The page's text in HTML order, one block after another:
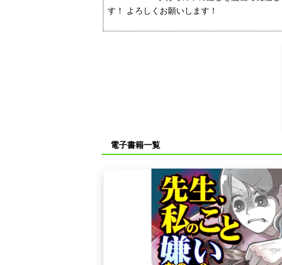
す！ よろしくお願いします！
電子書籍一覧